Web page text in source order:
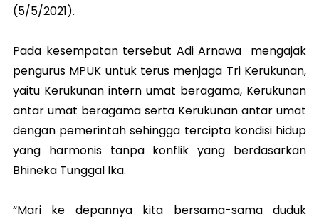
(5/5/2021).
Pada kesempatan tersebut Adi Arnawa mengajak
pengurus MPUK untuk terus menjaga Tri Kerukunan,
yaitu Kerukunan intern umat beragama, Kerukunan
antar umat beragama serta Kerukunan antar umat
dengan pemerintah sehingga tercipta kondisi hidup
yang harmonis tanpa konflik yang berdasarkan
Bhineka Tunggal Ika.
“Mari ke depannya kita bersama-sama duduk